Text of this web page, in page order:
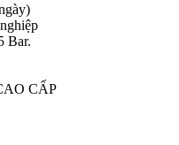
Bar.
CẤP